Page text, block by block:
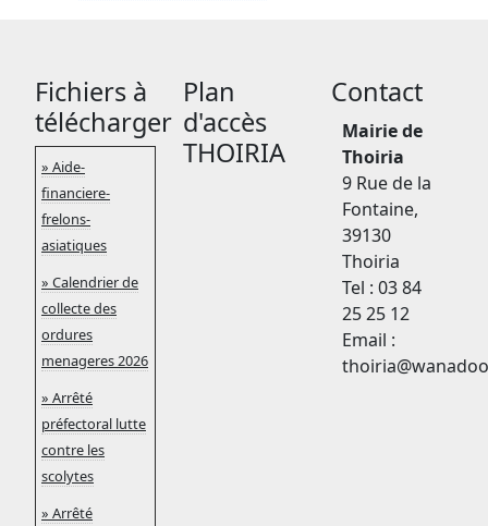
Fichiers à
télécharger
» Aide-
financiere-
frelons-
asiatiques
» Calendrier de
collecte des
ordures
menageres 2026
» Arrêté
préfectoral lutte
contre les
scolytes
» Arrêté
Plan
d'accès
THOIRIA
Contact
Mairie de
Thoiria
9 Rue de la
Fontaine,
39130
Thoiria
Tel : 03 84
25 25 12
Email :
thoiria@